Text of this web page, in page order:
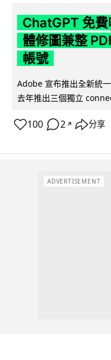
ChatGPT 免
體修圖兼整
帳號
Adobe 宣布推出全新統
去年推出三個獨立
100 2 ↗ 分享
ADVERTISEMENT